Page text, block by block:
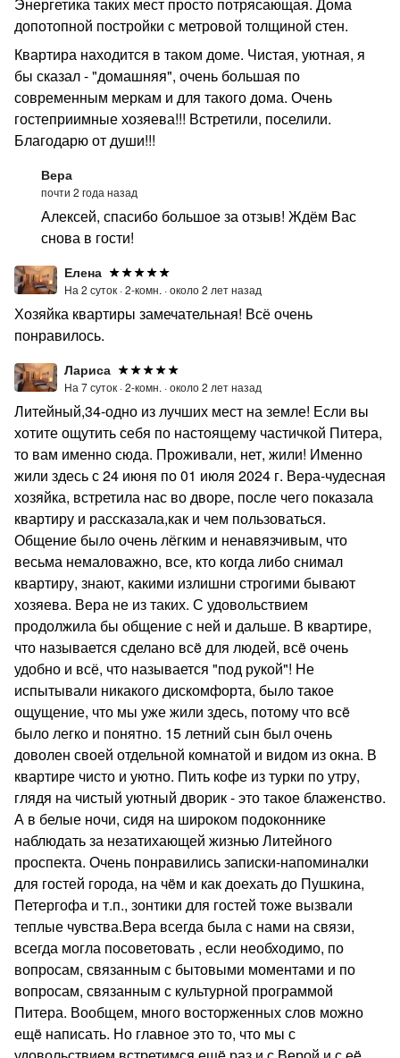
допотопной постройки с метровой толщиной стен.
Квартира находится в таком доме. Чистая, уютная, я
бы сказал - "домашняя", очень большая по
современным меркам и для такого дома. Очень
гостеприимные хозяева!!! Встретили, поселили.
Благодарю от души!!!
Вера
почти 2 года назад
Алексей, спасибо большое за отзыв! Ждём Вас
снова в гости!
Елена
На 2 суток ·2-комн. ·около 2 лет назад
Хозяйка квартиры замечательная! Всё очень
понравилось.
Лариса
На 7 суток ·2-комн. ·около 2 лет назад
Литейный,34-одно из лучших мест на земле! Если вы
хотите ощутить себя по настоящему частичкой Питера,
то вам именно сюда. Проживали, нет, жили! Именно
жили здесь с 24 июня по 01 июля 2024 г. Вера-чудесная
хозяйка, встретила нас во дворе, после чего показала
квартиру и рассказала,как и чем пользоваться.
Общение было очень лёгким и ненавязчивым, что
весьма немаловажно, все, кто когда либо снимал
квартиру, знают, какими излишни строгими бывают
хозяева. Вера не из таких. С удовольствием
продолжила бы общение с ней и дальше. В квартире,
что называется сделано всë для людей, всë очень
удобно и всё, что называется "под рукой"! Не
испытывали никакого дискомфорта, было такое
ощущение, что мы уже жили здесь, потому что всë
было легко и понятно. 15 летний сын был очень
доволен своей отдельной комнатой и видом из окна. В
квартире чисто и уютно. Пить кофе из турки по утру,
глядя на чистый уютный дворик - это такое блаженство.
А в белые ночи, сидя на широком подоконнике
наблюдать за незатихающей жизнью Литейного
проспекта. Очень понравились записки-напоминалки
для гостей города, на чëм и как доехать до Пушкина,
Петергофа и т.п., зонтики для гостей тоже вызвали
теплые чувства.Вера всегда была с нами на связи,
всегда могла посоветовать , если необходимо, по
вопросам, связанным с бытовыми моментами и по
вопросам, связанным с культурной программой
Питера. Вообщем, много восторженных слов можно
ещë написать. Но главное это то, что мы с